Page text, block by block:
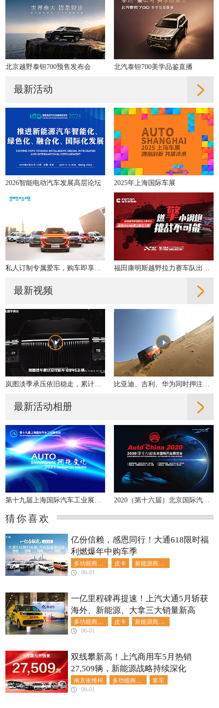
北京越野泰钽700预售发布会 北汽泰钽700美学品鉴直播
最新活动
2026智能电动汽车发展高层论坛 2025年上海国际车展
最新视频
最新活动相册
第十九届上海国际汽车工业展览会 2020（第十六届）北京国际汽车展览会
猜你喜欢
多功能商用车 皮卡 新能源商用车
亿份信赖，感恩同行！大通618限时福
利燃爆年中购车季
06-01
多功能商用车 皮卡 新能源商用车
一亿里程碑再提速！上汽大通5月斩获
海外、新能源、大拿三大销量新高
06-01
南京依维柯 多功能商用车 客车
双线攀新高！上汽商用车5月热销
27,509辆，新能源战略持续深化
06-01